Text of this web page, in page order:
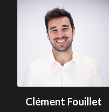
Clément Fouillet